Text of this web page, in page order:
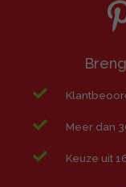
Meer dan
Keuze uit